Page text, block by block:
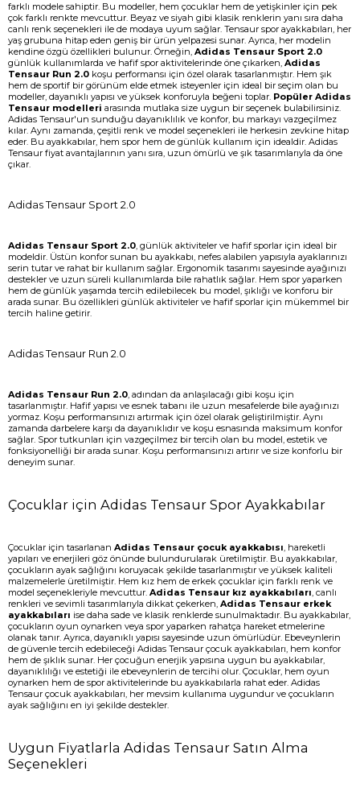
farklı modele sahiptir. Bu modeller, hem çocuklar hem de yetişkinler için pek
çok farklı renkte mevcuttur. Beyaz ve siyah gibi klasik renklerin yanı sıra daha
canlı renk seçenekleri ile de modaya uyum sağlar. Tensaur spor ayakkabıları, her
yaş grubuna hitap eden geniş bir ürün yelpazesi sunar. Ayrıca, her modelin
kendine özgü özellikleri bulunur. Örneğin, Adidas Tensaur Sport 2.0
günlük kullanımlarda ve hafif spor aktivitelerinde öne çıkarken, Adidas
Tensaur Run 2.0 koşu performansı için özel olarak tasarlanmıştır. Hem şık
hem de sportif bir görünüm elde etmek isteyenler için ideal bir seçim olan bu
modeller, dayanıklı yapısı ve yüksek konforuyla beğeni toplar. Popüler Adidas
Tensaur modelleri arasında mutlaka size uygun bir seçenek bulabilirsiniz.
Adidas Tensaur'un sunduğu dayanıklılık ve konfor, bu markayı vazgeçilmez
kılar. Aynı zamanda, çeşitli renk ve model seçenekleri ile herkesin zevkine hitap
eder. Bu ayakkabılar, hem spor hem de günlük kullanım için idealdir. Adidas
Tensaur fiyat avantajlarının yanı sıra, uzun ömürlü ve şık tasarımlarıyla da öne
çıkar.
Adidas Tensaur Sport 2.0
Adidas Tensaur Sport 2.0, günlük aktiviteler ve hafif sporlar için ideal bir
modeldir. Üstün konfor sunan bu ayakkabı, nefes alabilen yapısıyla ayaklarınızı
serin tutar ve rahat bir kullanım sağlar. Ergonomik tasarımı sayesinde ayağınızı
destekler ve uzun süreli kullanımlarda bile rahatlık sağlar. Hem spor yaparken
hem de günlük yaşamda tercih edilebilecek bu model, şıklığı ve konforu bir
arada sunar. Bu özellikleri günlük aktiviteler ve hafif sporlar için mükemmel bir
tercih haline getirir.
Adidas Tensaur Run 2.0
Adidas Tensaur Run 2.0, adından da anlaşılacağı gibi koşu için
tasarlanmıştır. Hafif yapısı ve esnek tabanı ile uzun mesafelerde bile ayağınızı
yormaz. Koşu performansınızı artırmak için özel olarak geliştirilmiştir. Aynı
zamanda darbelere karşı da dayanıklıdır ve koşu esnasında maksimum konfor
sağlar. Spor tutkunları için vazgeçilmez bir tercih olan bu model, estetik ve
fonksiyonelliği bir arada sunar. Koşu performansınızı artırır ve size konforlu bir
deneyim sunar.
Çocuklar için Adidas Tensaur Spor Ayakkabılar
Çocuklar için tasarlanan Adidas Tensaur çocuk ayakkabısı, hareketli
yapıları ve enerjileri göz önünde bulundurularak üretilmiştir. Bu ayakkabılar,
çocukların ayak sağlığını koruyacak şekilde tasarlanmıştır ve yüksek kaliteli
malzemelerle üretilmiştir. Hem kız hem de erkek çocuklar için farklı renk ve
model seçenekleriyle mevcuttur. Adidas Tensaur kız ayakkabıları, canlı
renkleri ve sevimli tasarımlarıyla dikkat çekerken, Adidas Tensaur erkek
ayakkabıları ise daha sade ve klasik renklerde sunulmaktadır. Bu ayakkabılar,
çocukların oyun oynarken veya spor yaparken rahatça hareket etmelerine
olanak tanır. Ayrıca, dayanıklı yapısı sayesinde uzun ömürlüdür. Ebeveynlerin
de güvenle tercih edebileceği Adidas Tensaur çocuk ayakkabıları, hem konfor
hem de şıklık sunar. Her çocuğun enerjik yapısına uygun bu ayakkabılar,
dayanıklılığı ve estetiği ile ebeveynlerin de tercihi olur. Çocuklar, hem oyun
oynarken hem de spor aktivitelerinde bu ayakkabılarla rahat eder. Adidas
Tensaur çocuk ayakkabıları, her mevsim kullanıma uygundur ve çocukların
ayak sağlığını en iyi şekilde destekler.
Uygun Fiyatlarla Adidas Tensaur Satın Alma
Seçenekleri